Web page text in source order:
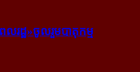
រដ្ឋ»​ចូលរួម​បាតុកម្ម